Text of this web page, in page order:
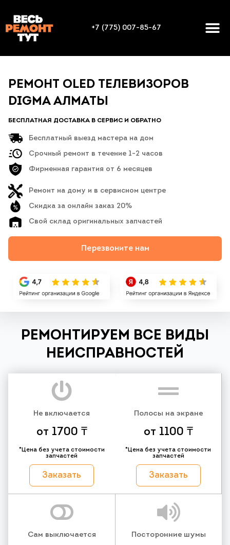
+7 (775) 007-85-67
РЕМОНТ OLED ТЕЛЕВИЗОРОВ
DIGMA АЛМАТЫ
БЕСПЛАТНАЯ ДОСТАВКА В СЕРВИС И ОБРАТНО
Бесплатный выезд мастера на дом
Срочный ремонт в течение 1-2 часов
Фирменная гарантия от 6 месяцев
Ремонт на дому и в сервисном центре
Скидка за онлайн заказ 20%
Свой склад оригинальных запчастей
Перезвоните нам
РЕМОНТИРУЕМ ВСЕ ВИДЫ
НЕИСПРАВНОСТЕЙ
Не включается
от 1700 ₸
*Цена без учета стоимости
запчастей
Заказать
Полосы на экране
от 1100 ₸
*Цена без учета стоимости
запчастей
Заказать
Сам выключается Посторонние шумы